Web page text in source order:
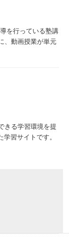
を行っている塾講
、動画授業が単元
きる学習環境を提
習サイトです。